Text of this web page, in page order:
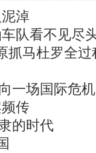
淖
队看不见尽
抓马杜罗全过
一场国际危机
传
的时代